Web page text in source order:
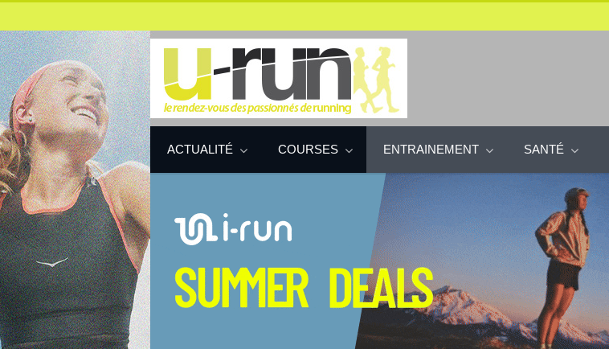
ACTUALITÉ COURSES ENTRAINEMENT SANTÉ